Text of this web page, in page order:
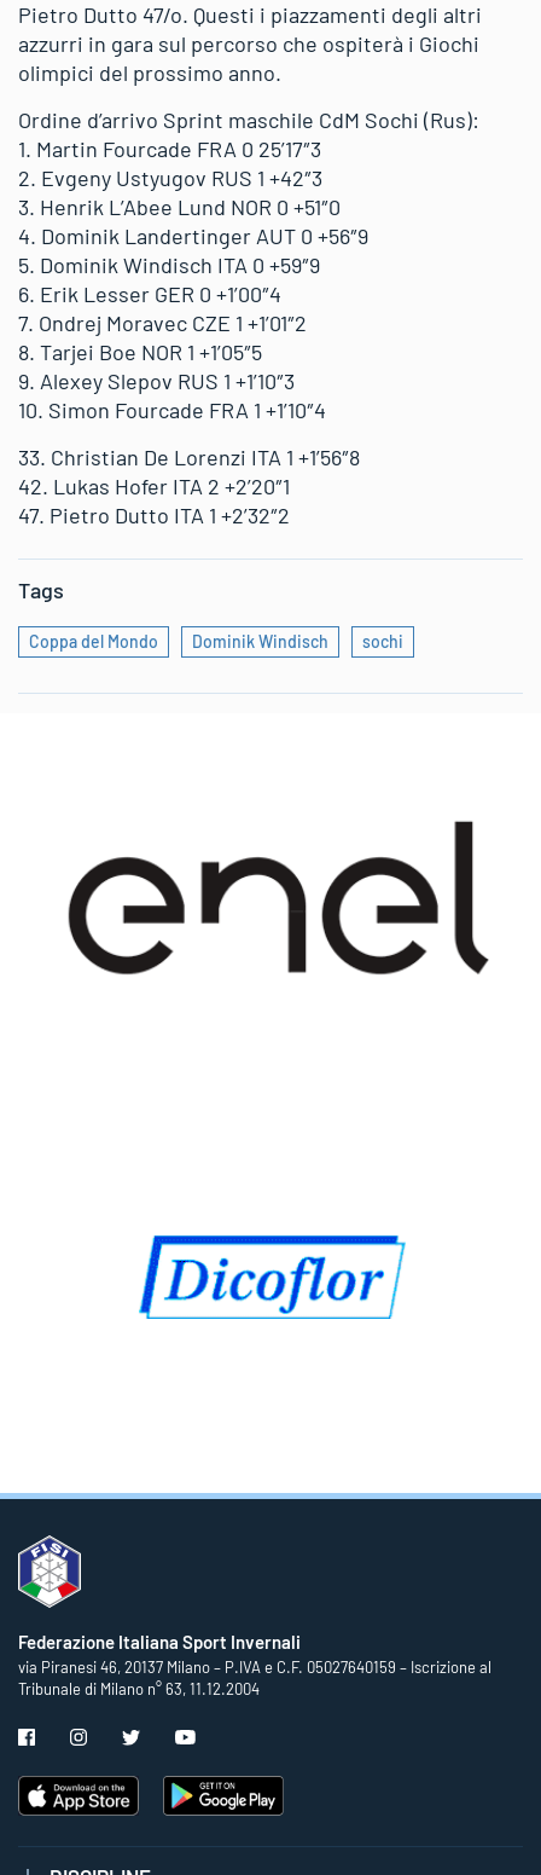
Pietro Dutto 47/o. Questi i piazzamenti degli altri
azzurri in gara sul percorso che ospiterà i Giochi
olimpici del prossimo anno.
Ordine d’arrivo Sprint maschile CdM Sochi (Rus):
1. Martin Fourcade FRA 0 25’17″3
2. Evgeny Ustyugov RUS 1 +42″3
3. Henrik L’Abee Lund NOR 0 +51″0
4. Dominik Landertinger AUT 0 +56″9
5. Dominik Windisch ITA 0 +59″9
6. Erik Lesser GER 0 +1’00″4
7. Ondrej Moravec CZE 1 +1’01″2
8. Tarjei Boe NOR 1 +1’05″5
9. Alexey Slepov RUS 1 +1’10″3
10. Simon Fourcade FRA 1 +1’10″4
33. Christian De Lorenzi ITA 1 +1’56″8
42. Lukas Hofer ITA 2 +2’20″1
47. Pietro Dutto ITA 1 +2’32″2
Tags
Coppa del Mondo Dominik Windisch sochi
Federazione Italiana Sport Invernali
via Piranesi 46, 20137 Milano – P.IVA e C.F. 05027640159 – Iscrizione al
Tribunale di Milano n° 63, 11.12.2004